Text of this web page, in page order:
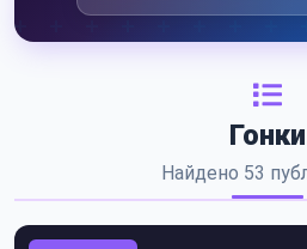
Гонки
Найдено 53